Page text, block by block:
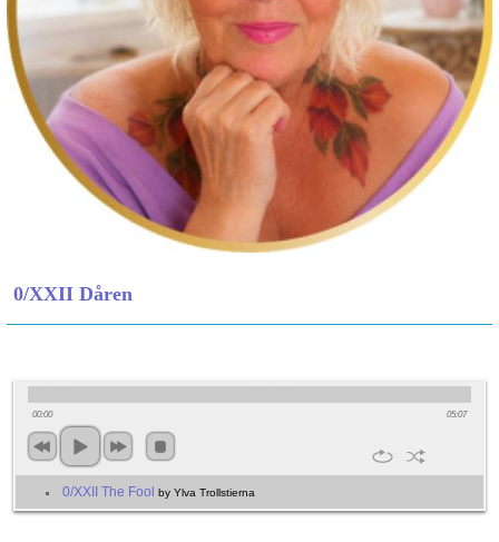
0/XXII Dåren
00:00 05:07
0/XXII The Fool by Ylva Trollstierna